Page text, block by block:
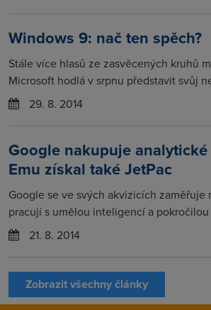
Windows 9: nač ten spěch?
Stále více hlasů ze zasvěcených kruhů
Microsoft hodlá v srpnu představit svůj
29. 8. 2014
Google nakupuje
Emu získal také JetPac
Google se ve svých akvizicích zaměřuje
pracují s umělou inteligencí a
21. 8. 2014
Zobrazit všechny články